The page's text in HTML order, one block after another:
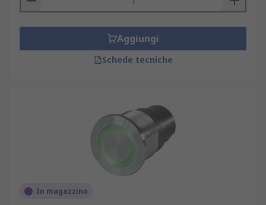
Aggiungi
Schede tecniche
In magazzino